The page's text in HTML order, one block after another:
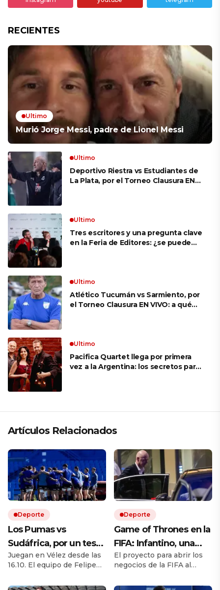
RECIENTES
Ultimo
Murió Jorge Messi, padre de Lionel Messi
Ultimo
Deportivo Riestra vs Estudiantes de
La Plata, por el Torneo Clausura EN
Ultimo
Tres escritores y una pregunta clave
en la Feria de Editores: ¿se puede
Ultimo
Atlético Tucumán vs Sarmiento, por
el Torneo Clausura EN VIVO: a qué
Ultimo
Pacifica Quartet llega por primera
vez a la Argentina: los secretos para
Artículos Relacionados
Deporte
Los Pumas vs
Sudáfrica, por un test
match EN VIVO: a qué
hora juegan,
formaciones y cómo
Juegan en Vélez desde las
16.10. El equipo de Felipe
cuatro debutantes. Por
Deporte
Game of Thrones en la
FIFA: Infantino, una
rebelión en marcha y
la batalla por el trono
El proyecto para abrir los
negocios de la FIFA al
fuerte disputa interna.